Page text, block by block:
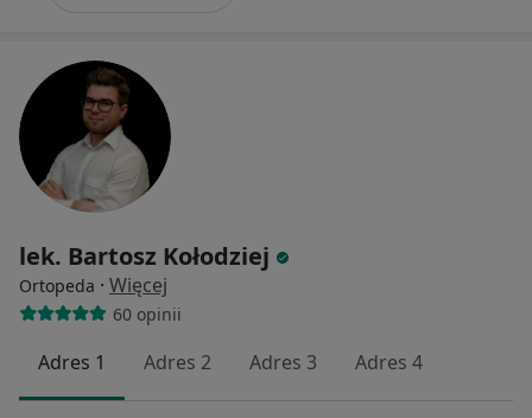
lek. Bartosz Kołodziej
Ortopeda · Więcej
60 opinii
Adres 1 Adres 2 Adres 3 Adres 4